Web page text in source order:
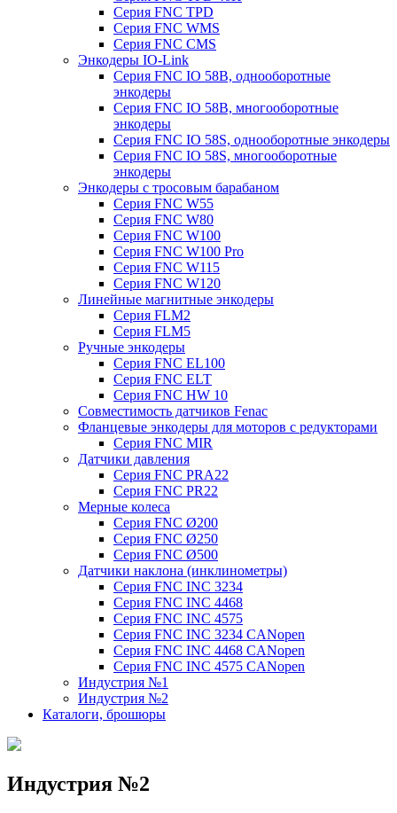
Серия FNC TPD
Серия FNC WMS
Серия FNC CMS
Энкодеры IO-Link
Серия FNC IO 58B, однооборотные
энкодеры
Серия FNC IO 58B, многооборотные
энкодеры
Серия FNC IO 58S, однооборотные энкодеры
Серия FNC IO 58S, многооборотные
энкодеры
Энкодеры с тросовым барабаном
Серия FNC W55
Серия FNC W80
Серия FNC W100
Серия FNC W100 Pro
Серия FNC W115
Серия FNC W120
Линейные магнитные энкодеры
Серия FLM2
Серия FLM5
Ручные энкодеры
Серия FNC EL100
Серия FNC ELT
Серия FNC HW 10
Совместимость датчиков Fenac
Фланцевые энкодеры для моторов с редукторами
Серия FNC MIR
Датчики давления
Серия FNC PRA22
Серия FNC PR22
Мерные колеса
Серия FNC Ø200
Серия FNC Ø250
Серия FNC Ø500
Датчики наклона (инклинометры)
Серия FNC INC 3234
Серия FNC INC 4468
Серия FNC INC 4575
Серия FNC INC 3234 CANopen
Серия FNC INC 4468 CANopen
Серия FNC INC 4575 CANopen
Индустрия №1
Индустрия №2
Каталоги, брошюры
Индустрия №2